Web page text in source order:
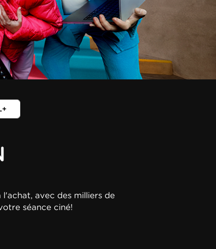
avec des milliers de
séance ciné!